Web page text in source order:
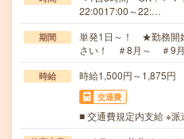
22:0017:00～22:…
期間
単発1日～！ ★勤務開
さい！ ＃8月～ ＃9
時給 時給1,500円～1,875円
交通費
■ 交通費規定内支給 ※派